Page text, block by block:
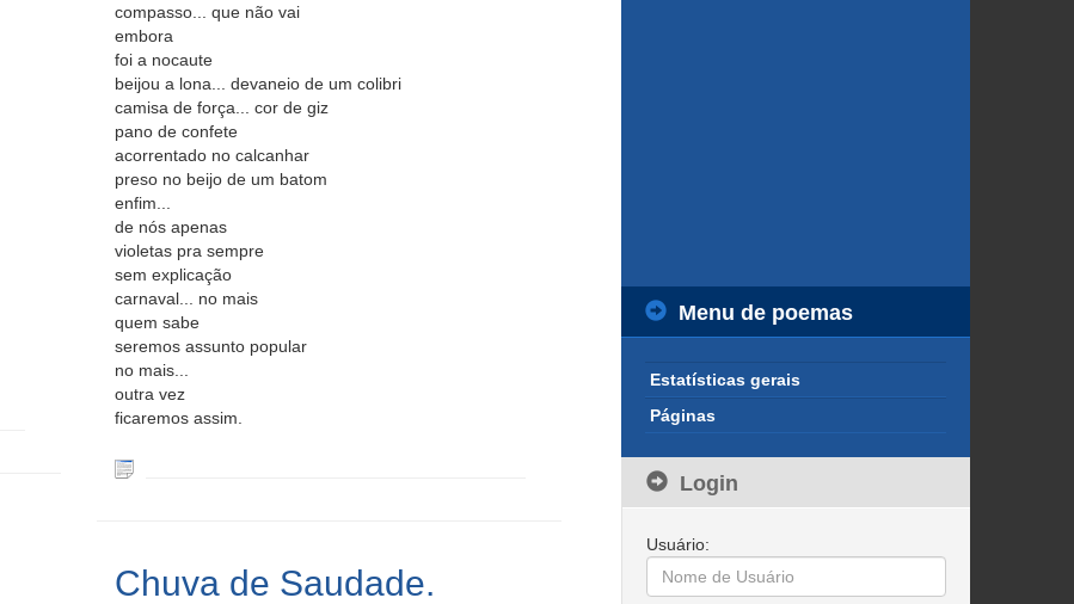
compasso... que não vai
embora
foi a nocaute
beijou a lona... devaneio de um colibri
camisa de força... cor de giz
pano de confete
acorrentado no calcanhar
preso no beijo de um batom
enfim...
de nós apenas
violetas pra sempre
sem explicação
carnaval... no mais
quem sabe
seremos assunto popular
no mais...
outra vez
ficaremos assim.
Chuva de Saudade.
Menu de poemas
Estatísticas gerais
Páginas
Login
Usuário: